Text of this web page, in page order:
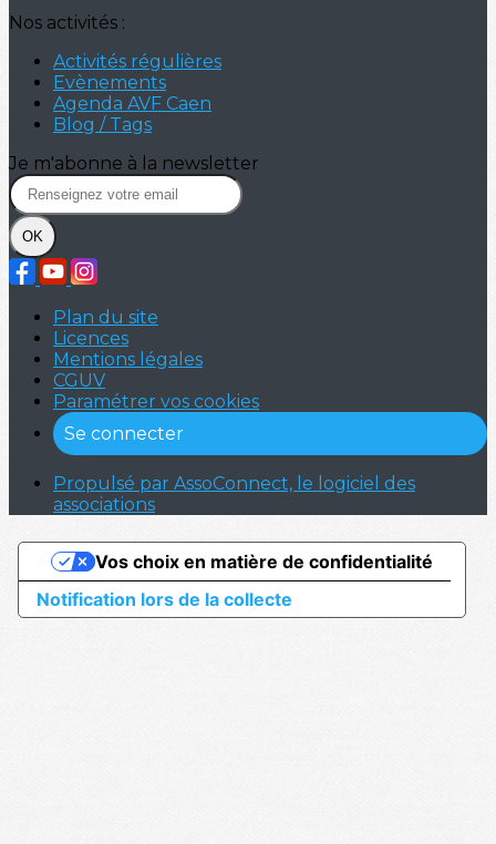
Nos activités :
Activités régulières
Evènements
Agenda AVF Caen
Blog / Tags
Je m'abonne à la newsletter
OK
Plan du site
Licences
Mentions légales
CGUV
Paramétrer vos cookies
Se connecter
Propulsé par AssoConnect, le logiciel des
associations
Notification lors de la collecte
Vos choix en matière de confidentialité